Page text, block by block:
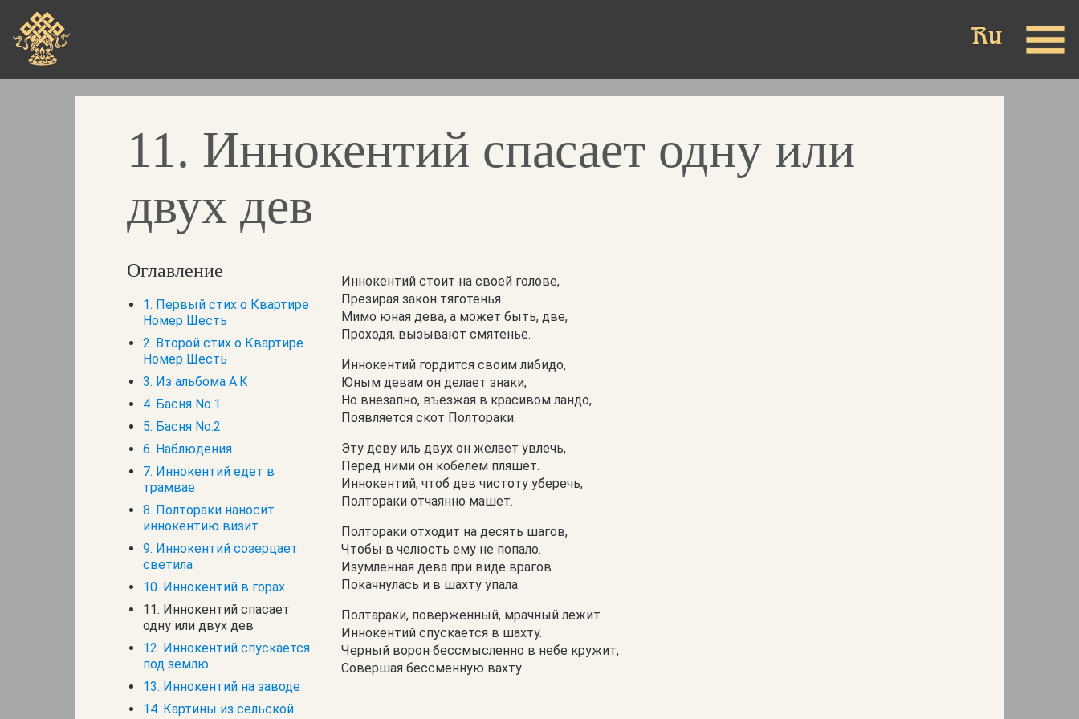
main
content
11. Иннокентий спасает одну или
двух дев
Оглавление
1. Первый стих о Квартире
Номер Шесть
2. Второй стих о Квартире
Номер Шесть
3. Из альбома А.К
4. Басня No.1
5. Басня No.2
6. Наблюдения
7. Иннокентий едет в
трамвае
8. Полтораки наносит
иннокентию визит
9. Иннокентий созерцает
светила
10. Иннокентий в горах
11. Иннокентий спасает
одну или двух дев
12. Иннокентий спускается
под землю
13. Иннокентий на заводе
14. Картины из сельской
Иннокентий стоит на своей голове,
Презирая закон тяготенья.
Мимо юная дева, а может быть, две,
Проходя, вызывают смятенье.
Иннокентий гордится своим либидо,
Юным девам он делает знаки,
Но внезапно, въезжая в красивом ландо,
Появляется скот Полтораки.
Эту деву иль двух он желает увлечь,
Перед ними он кобелем пляшет.
Иннокентий, чтоб дев чистоту уберечь,
Полтораки отчаянно машет.
Полтораки отходит на десять шагов,
Чтобы в челюсть ему не попало.
Изумленная дева при виде врагов
Покачнулась и в шахту упала.
Полтараки, поверженный, мрачный лежит.
Иннокентий спускается в шахту.
Черный ворон бессмысленно в небе кружит,
Совершая бессменную вахту